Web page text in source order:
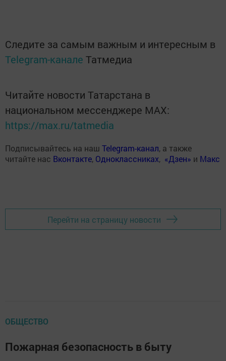
Следите за самым важным и интересным в
Telegram-канале Татмедиа
Читайте новости Татарстана в
национальном мессенджере MАХ:
https://max.ru/tatmedia
Подписывайтесь на наш Telegram-канал, а также
читайте нас Вконтакте, Одноклассниках, «Дзен» и Макс
Перейти на страницу новости
ОБЩЕСТВО
Пожарная безопасность в быту